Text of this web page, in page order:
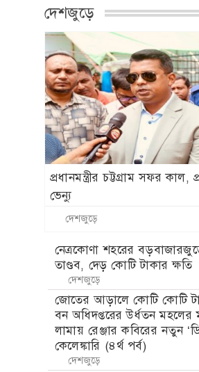
দেশজুড়ে
প্রধানমন্ত্রীর চট্টগ্রাম সফর কাল,
ভেন্যু
দেশজুড়ে
নেত্রকোণা শহরের
তাণ্ডব, দেড় কোটি টাকার ক্ষতি
দেশজুড়ে
জোতের আড়ালে কোটি কোটি
বন অধিদপ্তরের উর্ধতন মহলের
লামায় রেঞ্জার কবিরের নতুন
কেলেঙ্কারি (৪র্থ পর্ব)
দেশজুড়ে